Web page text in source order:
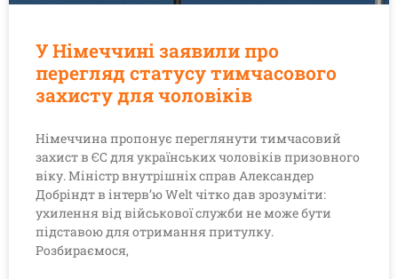
У Німеччині заявили про
перегляд статусу тимчасового
захисту для чоловіків
Німеччина пропонує переглянути тимчасовий
захист в ЄС для українських чоловіків призовного
віку. Міністр внутрішніх справ Александер
Добріндт в інтерв’ю Welt чітко дав зрозуміти:
ухилення від військової служби не може бути
підставою для отримання притулку.
Розбираємося,